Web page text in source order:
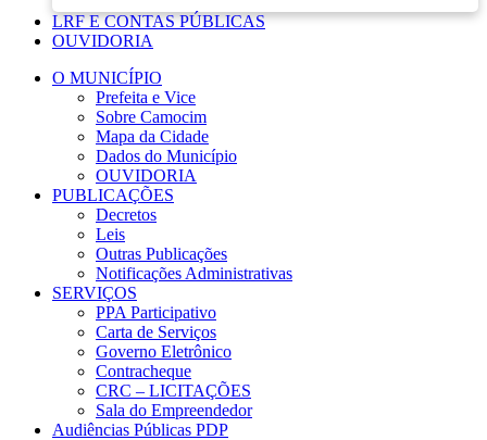
LRF E CONTAS PÚBLICAS
OUVIDORIA
O MUNICÍPIO
Prefeita e Vice
Sobre Camocim
Mapa da Cidade
Dados do Município
OUVIDORIA
PUBLICAÇÕES
Decretos
Leis
Outras Publicações
Notificações Administrativas
SERVIÇOS
PPA Participativo
Carta de Serviços
Governo Eletrônico
Contracheque
CRC – LICITAÇÕES
Sala do Empreendedor
Audiências Públicas PDP